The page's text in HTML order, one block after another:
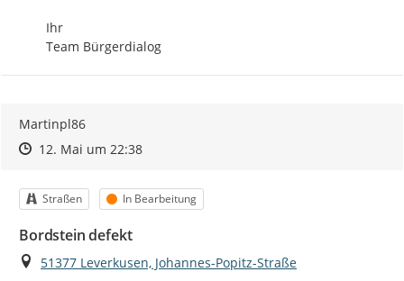
Ihr
Team Bürgerdialog
Martinpl86
Zeitpunkt des Erstellens
Zeitpunkt des Erstellens
12. Mai um 22:38Zur Äußerung
Kategorie
Straßen Status
In Bearbeitung
Bordstein defekt
Ort
51377 Leverkusen, Johannes-Popitz-Straße